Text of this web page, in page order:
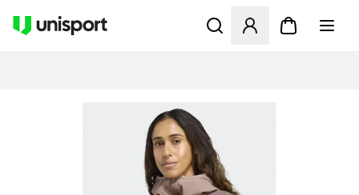
Öffnet ein neues Fenster